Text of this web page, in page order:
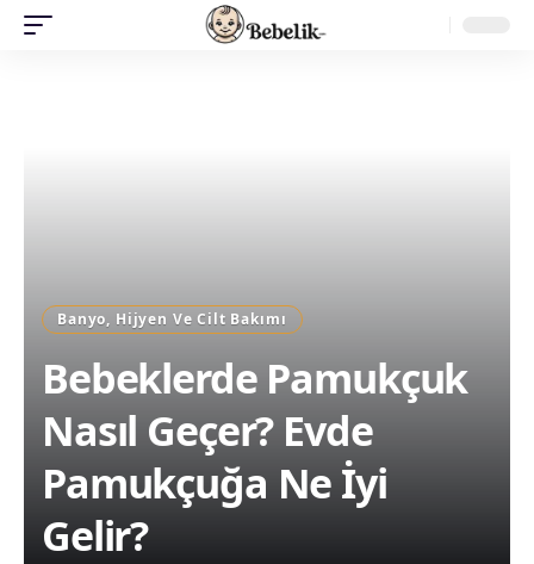
Banyo, Hijyen Ve Cilt Bakımı
Bebeklerde Pamukçuk
Nasıl Geçer? Evde
Pamukçuğa Ne İyi
Gelir?